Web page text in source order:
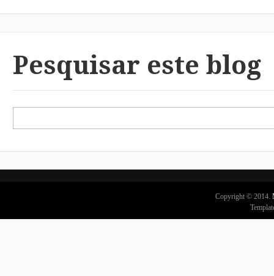
Pesquisar este blog
Copyright © 2014.